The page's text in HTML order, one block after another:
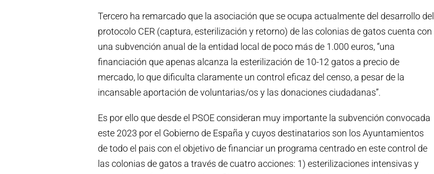
Tercero ha remarcado que la asociación que se ocupa actualmente del desarrollo del
protocolo CER (captura, esterilización y retorno) de las colonias de gatos cuenta con
una subvención anual de la entidad local de poco más de 1.000 euros, “una
financiación que apenas alcanza la esterilización de 10-12 gatos a precio de
mercado, lo que dificulta claramente un control eficaz del censo, a pesar de la
incansable aportación de voluntarias/os y las donaciones ciudadanas”.
Es por ello que desde el PSOE consideran muy importante la subvención convocada
este 2023 por el Gobierno de España y cuyos destinatarios son los Ayuntamientos
de todo el pais con el objetivo de financiar un programa centrado en este control de
las colonias de gatos a través de cuatro acciones: 1) esterilizaciones intensivas y